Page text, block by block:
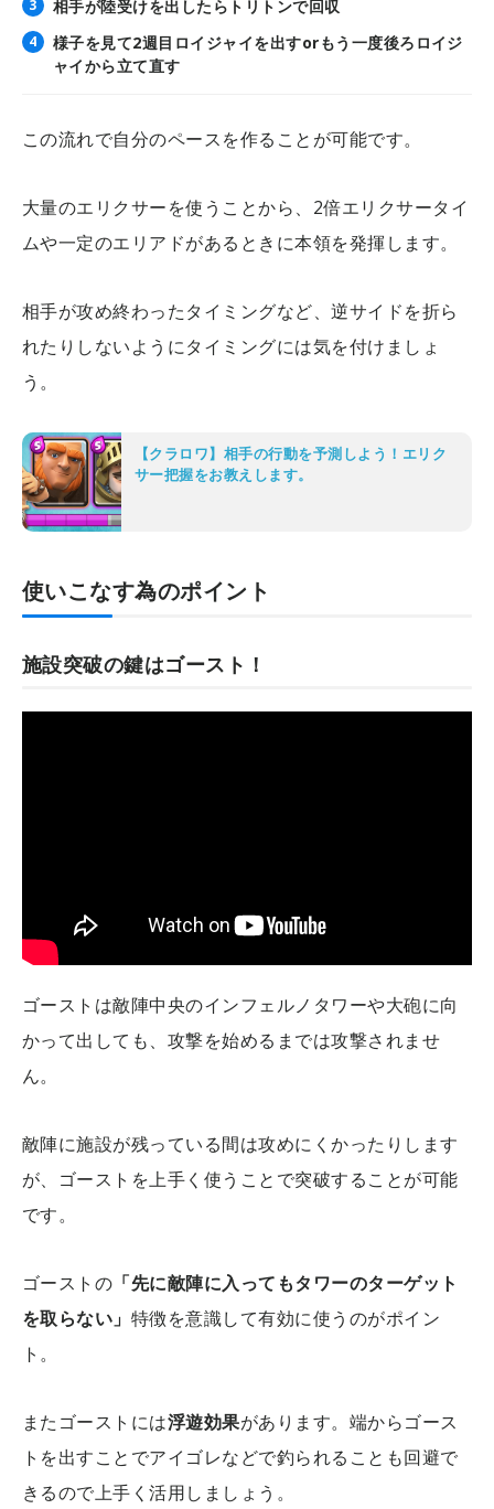
相手が陸受けを出したらトリトンで回収
様子を見て2週目ロイジャイを出すorもう一度後ろロイジ
ャイから立て直す
この流れで自分のペースを作ることが可能です。
大量のエリクサーを使うことから、2倍エリクサータイ
ムや一定のエリアドがあるときに本領を発揮します。
相手が攻め終わったタイミングなど、逆サイドを折ら
れたりしないようにタイミングには気を付けましょ
う。
【クラロワ】相手の行動を予測しよう！エリク
サー把握をお教えします。
使いこなす為のポイント
施設突破の鍵はゴースト！
ゴーストは敵陣中央のインフェルノタワーや大砲に向
かって出しても、攻撃を始めるまでは攻撃されませ
ん。
敵陣に施設が残っている間は攻めにくかったりします
が、ゴーストを上手く使うことで突破することが可能
です。
ゴーストの 「先に敵陣に入ってもタワーのターゲット
を取らない」 特徴を意識して有効に使うのがポイン
ト。
またゴーストには浮遊効果があります。端からゴース
トを出すことでアイゴレなどで釣られることも回避で
きるので上手く活用しましょう。